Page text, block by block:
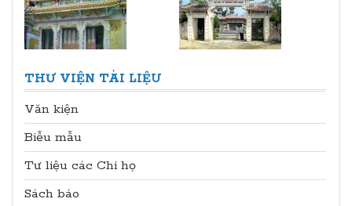
THƯ VIỆN TÀI LIỆU
Văn kiện
Biễu mẫu
Tư liệu các Chi họ
Sách báo